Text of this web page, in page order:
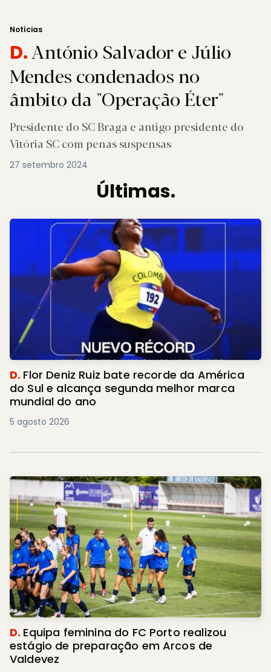
Notícias
D.António Salvador e Júlio
Mendes condenados no
âmbito da "Operação Éter"
Presidente do SC Braga e antigo presidente do
Vitória SC com penas suspensas
27 setembro 2024
Últimas.
D. Flor Deniz Ruiz bate recorde da América
do Sul e alcança segunda melhor marca
mundial do ano
5 agosto 2026
D. Equipa feminina do FC Porto realizou
estágio de preparação em Arcos de
Valdevez